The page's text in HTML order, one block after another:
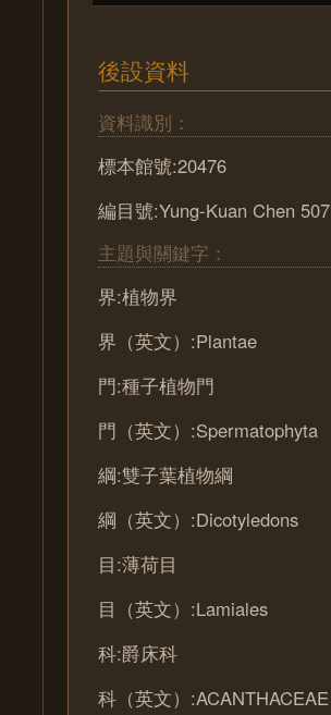
後設資料
資料識別：
標本館號:20476
編目號:Yung-Kuan Chen 507
主題與關鍵字：
界:植物界
界（英文）:Plantae
門:種子植物門
門（英文）:Spermatophyta
綱:雙子葉植物綱
綱（英文）:Dicotyledons
目:薄荷目
目（英文）:Lamiales
科:爵床科
科（英文）:ACANTHACEAE